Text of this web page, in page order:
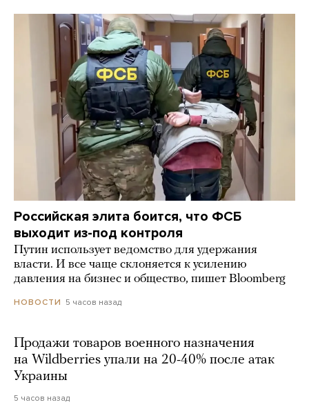
Российская элита боится, что ФСБ
выходит из-под контроля
Путин использует ведомство для удержания
власти. И все чаще склоняется к усилению
давления на бизнес и общество, пишет Bloomberg
НОВОСТИ 5 часов назад
Продажи товаров военного назначения
на Wildberries упали на 20-40% после атак
Украины
5 часов назад